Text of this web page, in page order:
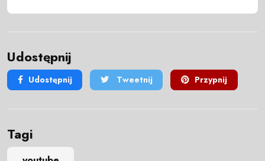
Udostępnij
Udostępnij Tweetnij Przypnij
Tagi